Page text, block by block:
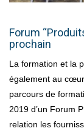
Forum
prochain
La formation et la
également au
parcours de
2019 d’un Forum
relation les